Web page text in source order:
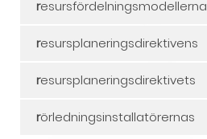
resursfördelningsmodellerna
resursplaneringsdirektivens
resursplaneringsdirektivets
rörledningsinstallatörernas